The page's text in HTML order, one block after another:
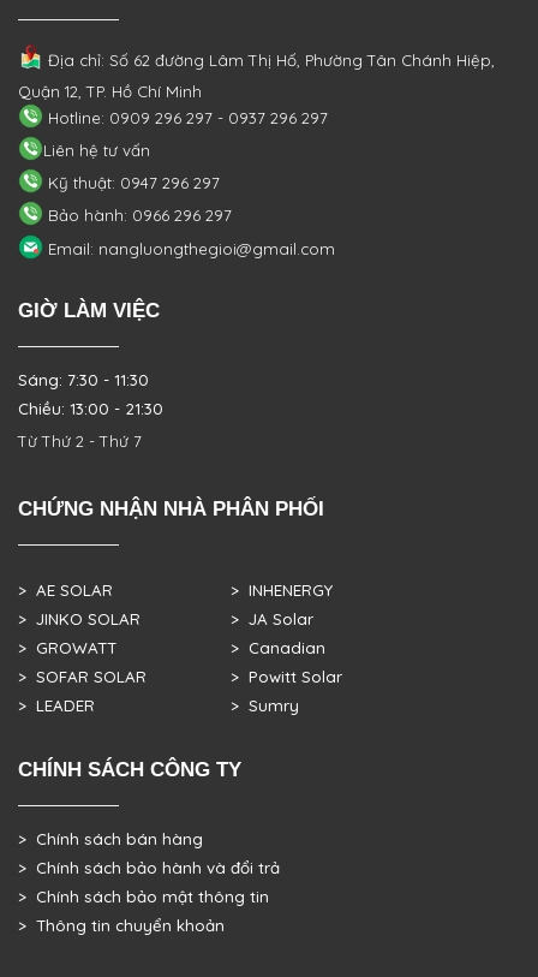
Địa chỉ: Số 62 đường Lâm Thị Hố, PhườngTân Chánh Hiệp,
Quận 12, TP. Hồ Chí Minh
Hotline: 0909 296 297 - 0937 296 297
Liên hệ tư vấn
Kỹ thuật: 0947 296 297
Bảo hành: 0966 296 297
Email: nangluongthegioi@gmail.com
GIỜ LÀM VIỆC
Sáng: 7:30 - 11:30
Chiều: 13:00 - 21:30
Từ Thứ 2 - Thứ 7
CHỨNG NHẬN NHÀ PHÂN PHỐI
> AE SOLAR
> JINKO SOLAR
> GROWATT
> SOFAR SOLAR
> LEADER
> INHENERGY
> JA Solar
> Canadian
> Powitt Solar
> Sumry
CHÍNH SÁCH CÔNG TY
> Chính sách bán hàng
> Chính sách bảo hành và đổi trả
> Chính sách bảo mật thông tin
> Thông tin chuyển khoản